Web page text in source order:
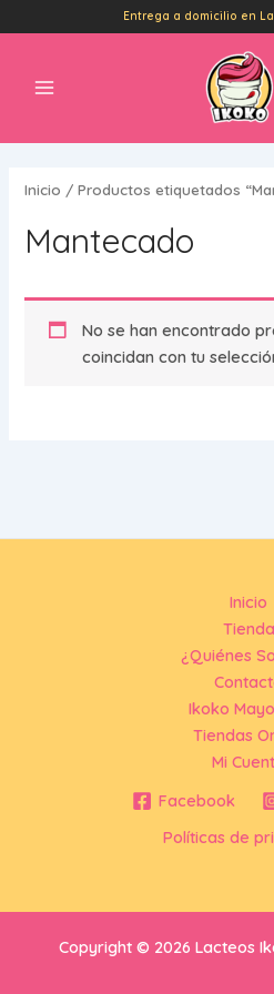
al
Entrega a domicilio en
Menu
Inicio / Productos etiquetados
Mantecado
No se han encontrado
coincidan con tu
Inicio
Tienda
¿Quiénes
Ikoko
Tiendas
Mi
Facebook
Políticas de
Copyright © 2026 Lacteos